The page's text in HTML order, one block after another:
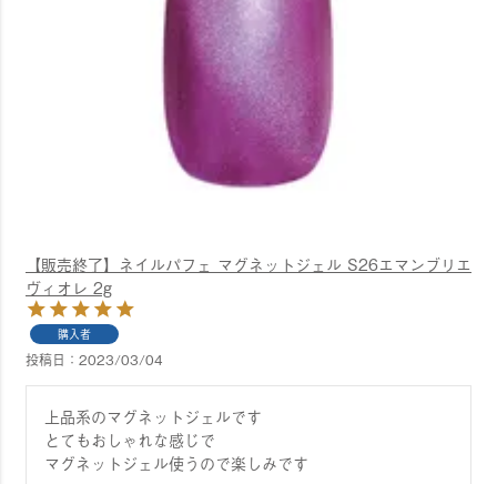
【販売終了】ネイルパフェ マグネットジェル S26エマンブリエ
ヴィオレ 2g
購入者
投稿日 2023/03/04
上品系のマグネットジェルです
とてもおしゃれな感じで
マグネットジェル使うので楽しみです